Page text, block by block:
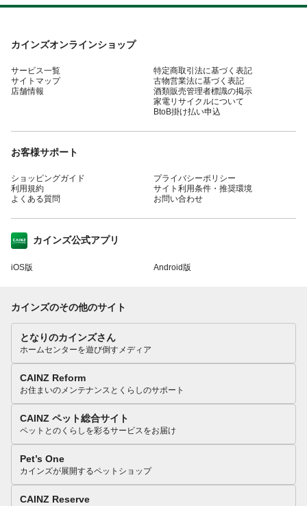
カインズオンラインショップ
サービス一覧
サイトマップ
店舗情報
特定商取引法に基づく表記
古物営業法に基づく表記
酒類販売管理者標識の掲示
家電リサイクルについて
BtoB掛け払い申込
お客様サポート
ショッピングガイド
利用規約
よくある質問
プライバシーポリシー
サイト利用条件・推奨環境
お問い合わせ
カインズ公式アプリ
iOS版 Android版
カインズのその他のサイト
となりのカインズさん
ホームセンターを遊び倒すメディア
CAINZ Reform
お住まいのメンテナンスとくらしのサポート
CAINZ ペット総合サイト
ペットとのくらしを彩るサービスをお届け
Pet’s One
カインズが展開するペットショップ
CAINZ Reserve